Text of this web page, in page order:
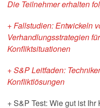
Die Teilnehmer erhalten
+ Fallstudien: Entwickeln
Verhandlungsstrategien
Konfliktsituationen
+ S&P Leitfaden:
Konfliktlösungen
+ S&P Test: Wie gut ist